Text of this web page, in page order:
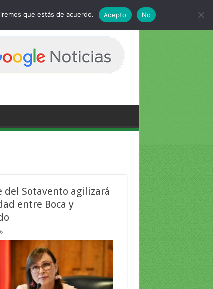
del Sotavento agilizará
entre Boca y
que estás de acuerdo. Acepto No